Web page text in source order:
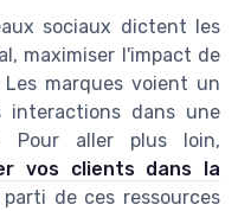
sociaux dictent les
maximiser l'impact de
marques voient un
interactions dans une
Pour aller plus loin,
vos clients dans la
de ces ressources